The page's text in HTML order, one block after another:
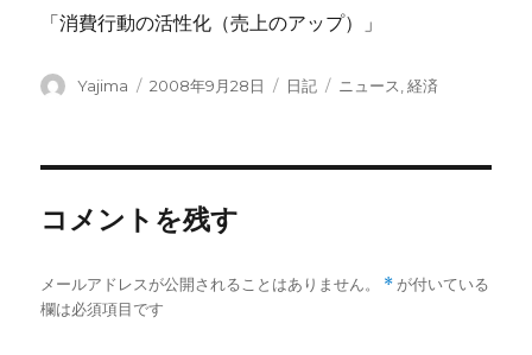
「消費行動の活性化（売上のアップ）」
投
Yajima
投
2008年9月28日
カ
リ
日記
タ
ニュース,経済
コメントを残す
メールアドレスが公開されることはありません。 *が付いている
欄は必須項目です